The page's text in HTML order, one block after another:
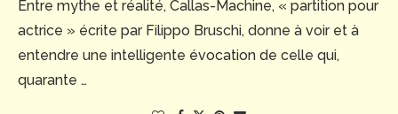
Entre mythe et réalité, Callas-Machine, « partition pour
actrice » écrite par Filippo Bruschi, donne à voir et à
entendre une intelligente évocation de celle qui,
quarante …